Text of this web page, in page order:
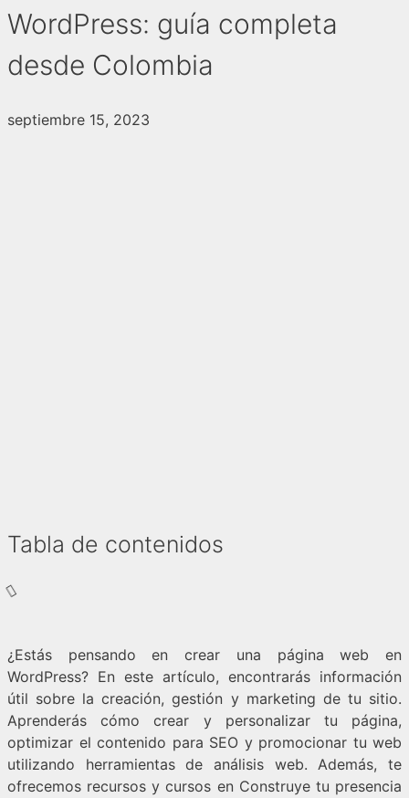
WordPress: guía completa
desde Colombia
septiembre 15, 2023
Tabla de contenidos
¿Estás pensando en crear una página web en
WordPress? En este artículo, encontrarás información
útil sobre la creación, gestión y marketing de tu sitio.
Aprenderás cómo crear y personalizar tu página,
optimizar el contenido para SEO y promocionar tu web
utilizando herramientas de análisis web. Además, te
ofrecemos recursos y cursos en Construye tu presencia